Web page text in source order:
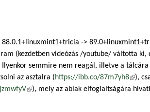
hivatkozás)
88.0.1+linuxmint1+tricia ->
(kezdetben videózás /youtube/ váltotta ki,
semmire nem reagál, illetve a
az asztalra (https://ibb.co/87m7yh8(külső
),
(külső hivatkozás)
), mely az ablak elfoglaltságára